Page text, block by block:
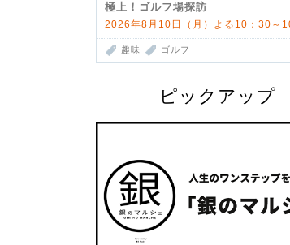
極上！ゴルフ場探訪
2026年8月10日（月）よる10：30～
趣味 ゴルフ
ピックアップ